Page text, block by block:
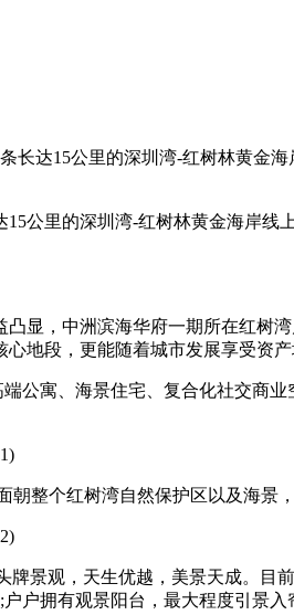
达15公里的深圳湾-红树林黄金海
公里的深圳湾-红树林黄金海岸线
显，中洲滨海华府一期所在红树
地段，更能随着城市发展享受资产
寓、海景住宅、复合化社交商业
整个红树湾自然保护区以及海景，
景观，天生优越，美景天成。目
户拥有观景阳台，最大程度引景入